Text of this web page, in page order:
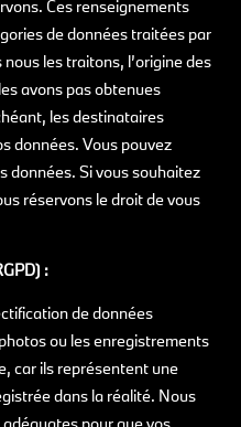
Ces renseignements
de données traitées par
les traitons, l’origine des
avons pas obtenues
les destinataires
données. Vous pouvez
données. Si vous souhaitez
réservons le droit de vous
:
de données
ou les enregistrements
car ils représentent une
dans la réalité. Nous